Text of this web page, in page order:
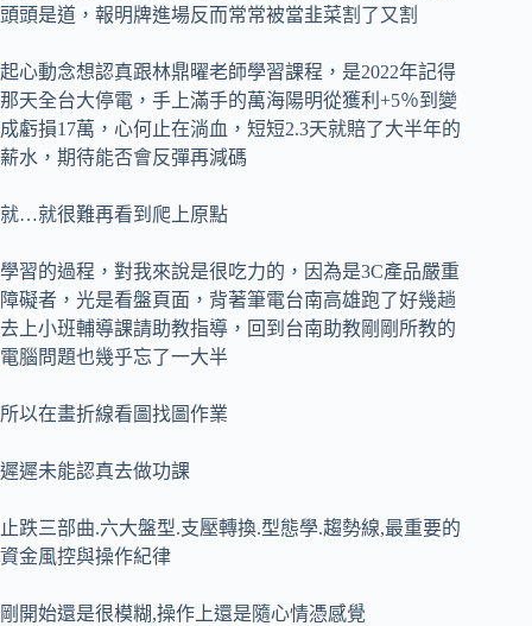
頭頭是道，報明牌進場反而常常被當韭菜割了又割
起心動念想認真跟林鼎曜老師學習課程，是2022年記得
那天全台大停電，手上滿手的萬海陽明從獲利+5％到變
成虧損17萬，心何止在淌血，短短2.3天就賠了大半年的
薪水，期待能否會反彈再減碼
就…就很難再看到爬上原點
學習的過程，對我來說是很吃力的，因為是3C產品嚴重
障礙者，光是看盤頁面，背著筆電台南高雄跑了好幾趟
去上小班輔導課請助教指導，回到台南助教剛剛所教的
電腦問題也幾乎忘了一大半
所以在畫折線看圖找圖作業
遲遲未能認真去做功課
止跌三部曲.六大盤型.支壓轉換.型態學.趨勢線,最重要的
資金風控與操作紀律
剛開始還是很模糊,操作上還是隨心情憑感覺